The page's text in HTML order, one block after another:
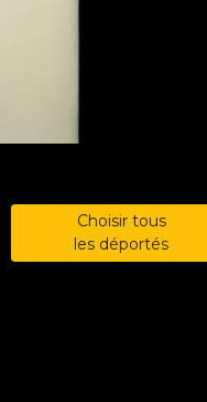
Choisir tous
les déportés